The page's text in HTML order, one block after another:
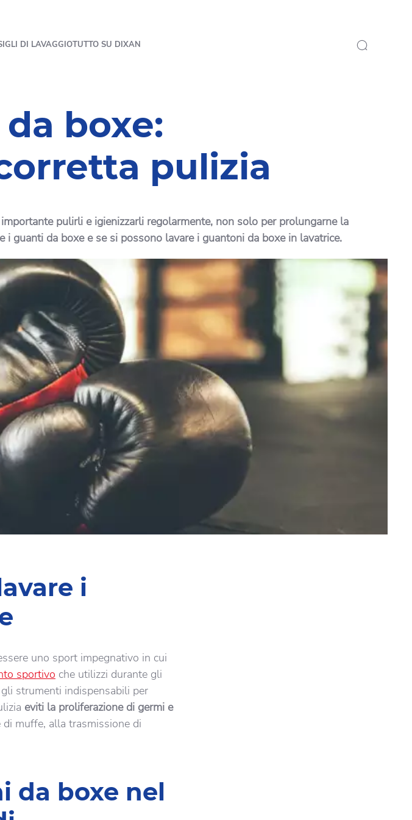
DI LAVAGGIOTUTTO SU DIXAN
boxe:
pulizia
pulirli e igienizzarli regolarmente, non solo per prolungarne la
guanti da boxe e se si possono lavare i guantoni da boxe in lavatrice.
i
uno sport impegnativo in cui
sportivo che utilizzi durante gli
strumenti indispensabili per
eviti la proliferazione di germi e
muffe, alla trasmissione di
da boxe nel